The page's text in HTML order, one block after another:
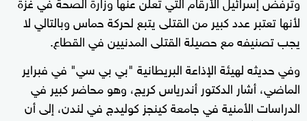
لأنها تعتبر عدد كبير من القتلى يتبع لحركة حماس وبالتالي لا
يجب تصنيفه مع حصيلة القتلى المدنيين في القطاع.
وفي حديثه لهيئة الإذاعة البريطانية "بي بي سي" في فبراير
الماضي، أشار الدكتور أندرياس كريج، وهو محاضر كبير في
الدراسات الأمنية في جامعة كينجز كوليدج في لندن، إلى أن